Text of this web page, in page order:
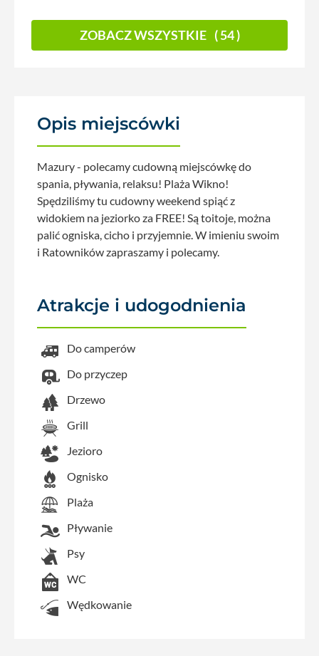
ZOBACZ WSZYSTKIE ( 54 )
Opis miejscówki
Mazury - polecamy cudowną miejscówkę do
spania, pływania, relaksu! Plaża Wikno!
Spędziliśmy tu cudowny weekend spiąć z
widokiem na jeziorko za FREE! Są toitoje, można
palić ogniska, cicho i przyjemnie. W imieniu swoim
i Ratowników zapraszamy i polecamy.
Atrakcje i udogodnienia
Do camperów
Do przyczep
Drzewo
Grill
Jezioro
Ognisko
Plaża
Pływanie
Psy
WC
Wędkowanie